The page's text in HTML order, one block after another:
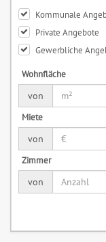
Kommunale
Private Angebote
Gewerbliche
Wohnfläche
von
Miete
von
Zimmer
von